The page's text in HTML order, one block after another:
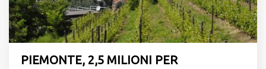
PIEMONTE, 2,5 MILIONI PER